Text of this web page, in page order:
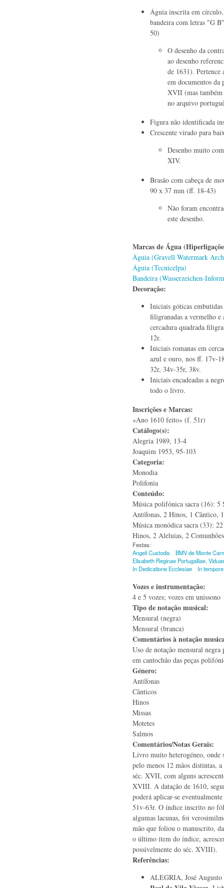
Águia inscrita em
bandeira com letras "G
50)
O desenho da
ao desenho
de 1631). Pertence
em documentos da
XVII (mas também
no arquivo
Figura não identificada
Crescente virado para
Desenho muito
XIV.
Brasão com cabeça de
90 x 37 mm (ff. 18-43)
Não foram
este desenho.
Marcas de Água
Águia (Gravell Watermark
Águia (Tecnicelpa)
Bandeira (Wasserzeichen-
Decoração:
Iniciais góticas
filigranadas a vermelho e
cercadura quadrada
12r.
Iniciais romanas em
azul e ouro, nos ff. 17v-
32r, 34v-35r, 38v.
Iniciais encadeadas a
todo o livro.
Inscrições e Marcas:
«Ano 1610 feito» (f. 51r)
Catálogo(s):
Alegria 1989, 13-4
Joaquim 1953, 95-103
Categoria:
Monodia
Polifonia
Conteúdo:
Música polifónica sacra (16): 5
Antífonas, 2 Hinos, 1 Cântico,
Música monódica sacra (33):
Hinos, 2 Aleluias, 2
Festas:
Angeli Custodis
BMV de Monte
Elisabeth Reginae Portugalliae,
In Dedicatione Ecclesiae
In
Vozes e instrumentação:
4 e 5 vozes; vozes em uníssono
Tipo de notação musical:
Mensural (negra)
Mensural (branca)
Comentários à notação
Uso de notação mensural negra
em cantochão das peças
Género:
Antífonas
Cânticos
Hinos
Missas
Motetes
Salmos
Comentários/Notas Gerais:
Livro muito heterogéneo, onde
pelo menos 12 mãos distintas,
séc. XVII, com alguns
XVIII. A datação de 1610,
poderá aplicar-se
51v-63r. O índice inscrito no
algumas lacunas, foi
mão que foliou o manuscrito,
o último item do índice,
possivelmente do séc. XVIII).
Referências:
ALEGRIA, José